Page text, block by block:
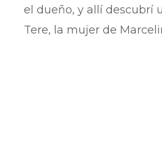
el dueño, y allí descubrí
Tere, la mujer de